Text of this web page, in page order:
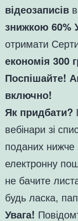
відеозаписів
знижкою 60%
отримати
економія 300
Поспішайте!
включно!
Як придбати?
вебінари зі
поданих
електронну
не бачите
будь ласка,
Увага!